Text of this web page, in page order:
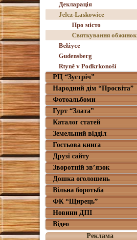
Декларація
Jelcz-Laskowice
Про місто
Святкування обжинок
Bełżyce
Gudensberg
Rtyně v Podkrkonoší
РЦ “Зустріч”
Народний дім “Просвіта”
Фотоальбоми
Гурт “Злата”
Каталог статей
Земельний відділ
Гостьова книга
Друзі сайту
Зворотній зв’язок
Дошка оголошень
Вільна боротьба
ФК “Щирець”
Новини ДПІ
Відео
Реклама